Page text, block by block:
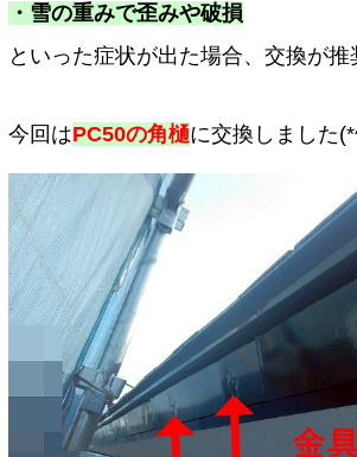
・雪の重みで歪みや破損
といった症状が出た場合、交換が推
今回はPC50の角樋に交換しました